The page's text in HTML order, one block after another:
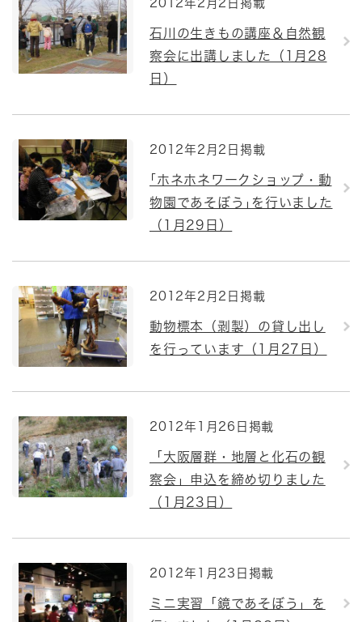
2012年2月2日掲載
石川の生きもの講座＆自然観
察会に出講しました（1月28
日）
2012年2月2日掲載
｢ホネホネワークショップ・動
物園であそぼう｣を行いました
（1月29日）
2012年2月2日掲載
動物標本（剥製）の貸し出し
を行っています（1月27日）
2012年1月26日掲載
「大阪層群・地層と化石の観
察会」申込を締め切りました
（1月23日）
2012年1月23日掲載
ミニ実習「鏡であそぼう」を